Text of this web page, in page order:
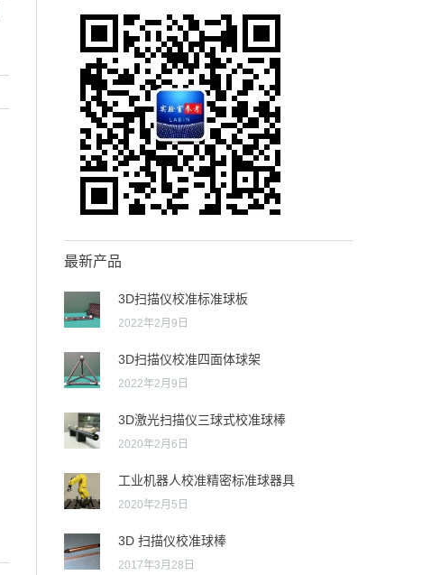
最新产品
3D扫描仪校准标准球板
2022年2月9日
3D扫描仪校准四面体球架
2022年2月9日
3D激光扫描仪三球式校准球棒
2020年2月6日
工业机器人校准精密标准球器具
2020年2月5日
3D 扫描仪校准球棒
2017年3月28日